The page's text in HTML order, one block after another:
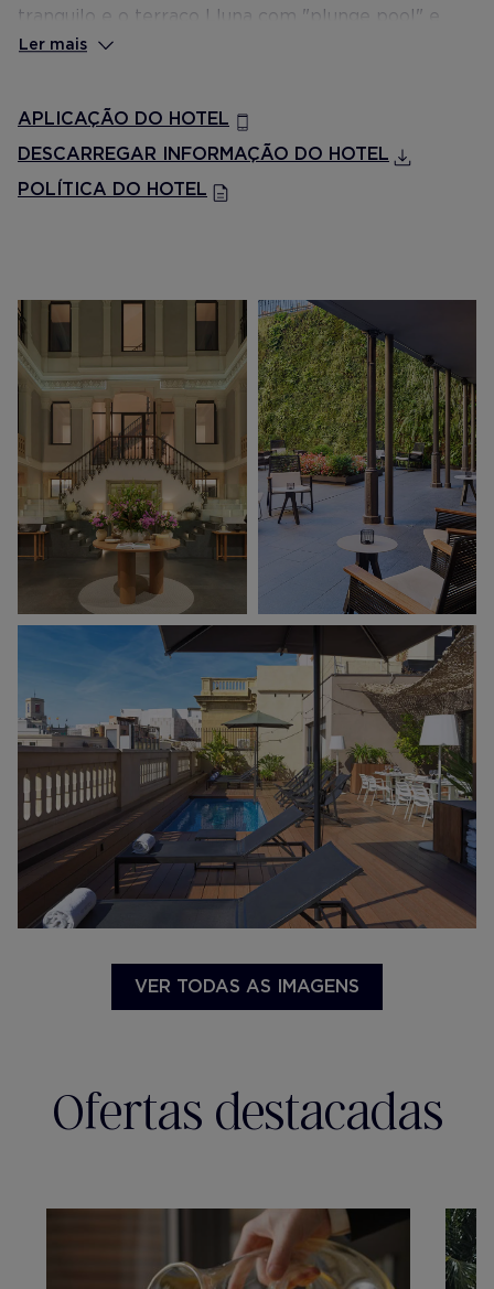
tranquilo e o terraço Lluna com "plunge pool" e
vista para a cidade.
Ler mais
APLICAÇÃO DO HOTEL
DESCARREGAR INFORMAÇÃO DO HOTEL
POLÍTICA DO HOTEL
VER TODAS AS IMAGENS
Ofertas destacadas